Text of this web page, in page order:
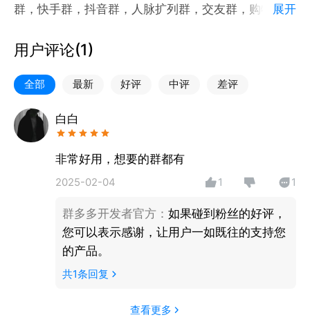
群，快手群，抖音群，人脉扩列群，交友群，购物群，
展开
用户评论(1)
全部 最新 好评 中评 差评
白白
非常好用，想要的群都有
2025-02-04 1 1
群多多开发者官方： 如果碰到粉丝的好评，
您可以表示感谢，让用户一如既往的支持您
的产品。
共1条回复
查看更多